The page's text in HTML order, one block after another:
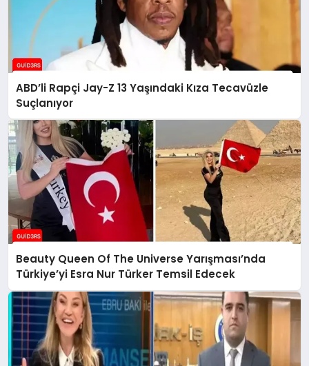
ABD’li Rapçi Jay-Z 13 Yaşındaki Kıza Tecavüzle
Suçlanıyor
Beauty Queen Of The Universe Yarışması’nda
Türkiye’yi Esra Nur Türker Temsil Edecek